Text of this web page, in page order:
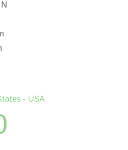
- USA